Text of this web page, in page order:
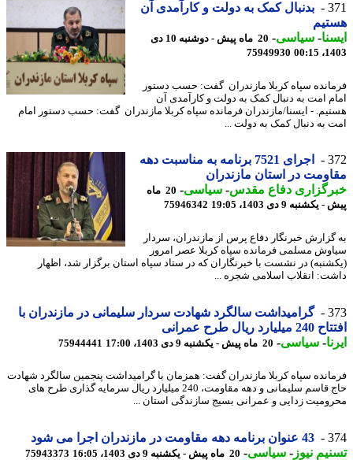
بدنبال کمک به دولت و کارآمدی آن
-سیاسی-
20 ماه پیش - دوشنبه 10 دی
75949930
سپاه کربلا مازندران گفت: حسب دستور
امت به دنبال کمک به دولت و کارآمدی آن
- ایسنا/مازندران فرمانده سپاه کربلا مازندران گفت: حسب دستور امام
به دنبال کمک به دولت ...
اجرای 7521 برنامه به مناسبت دهه
در استان مازندران
دفاع مقدس-سیاسی-
20 ماه
9 دی 1403، 19:05
75946342
خبرنگار دفاع پرس از مازندران، سردار
مسلمی فرمانده سپاه کربلا عصر امرور
در نشست با خبرنگاران که در ستاد سپاه استان برگزار شد، اظهار
انقلاب اسلامی شجره ...
گرامیداشت سالگرد شهادت سردار سلیمانی در مازندران با
ریال طرح عمرانی
-سیاسی-20 ماه پیش - یکشنبه 9 دی 1403، 17:00 75944441
سپاه کربلا مازندران گفت: همزمان با گرامیداشت پنجمین سالگرد شهادت
حاج قاسم سلیمانی و دهه مقاومت، 240 میلیارد ریال سرمایه گذاری طرح های
زدایی و عمرانی بسیج سازندگی استان ...
43 عنوان برنامه دهه مقاومت در مازندران اجرا می شود
نیوز-سیاسی-20 ماه پیش - یکشنبه 9 دی 1403، 16:05 75943373